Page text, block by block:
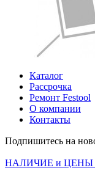
Каталог
Рассрочка
Ремонт Festool
О компании
Контакты
Подпишитесь на
НАЛИЧИЕ и ЦЕНЫ